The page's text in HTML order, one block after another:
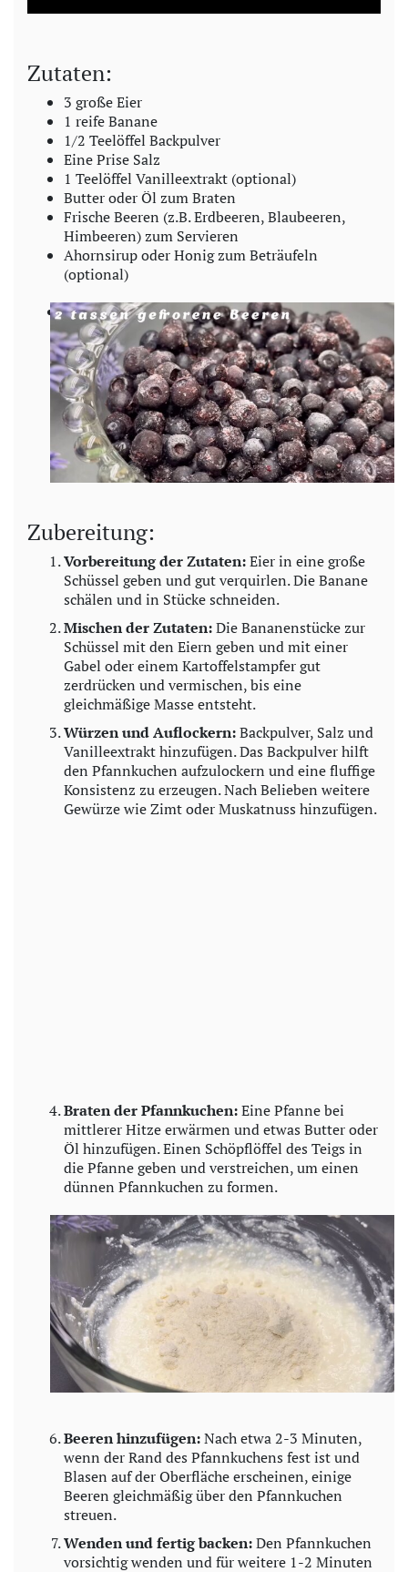
a
i
d
e
o
Zutaten:
3 große Eier
1 reife Banane
1/2 Teelöffel Backpulver
Eine Prise Salz
1 Teelöffel Vanilleextrakt (optional)
Butter oder Öl zum Braten
Frische Beeren (z.B. Erdbeeren, Blaubeeren,
Himbeeren) zum Servieren
Ahornsirup oder Honig zum Beträufeln
(optional)
Zubereitung:
Vorbereitung der Zutaten:Eier in eine große
Schüssel geben und gut verquirlen. Die Banane
schälen und in Stücke schneiden.
Mischen der Zutaten:Die Bananenstücke zur
Schüssel mit den Eiern geben und mit einer
Gabel oder einem Kartoffelstampfer gut
zerdrücken und vermischen, bis eine
gleichmäßige Masse entsteht.
Würzen und Auflockern:Backpulver, Salz und
Vanilleextrakt hinzufügen. Das Backpulver hilft
den Pfannkuchen aufzulockern und eine fluffige
Konsistenz zu erzeugen. Nach Belieben weitere
Gewürze wie Zimt oder Muskatnuss hinzufügen.
Braten der Pfannkuchen:Eine Pfanne bei
mittlerer Hitze erwärmen und etwas Butter oder
Öl hinzufügen. Einen Schöpflöffel des Teigs in
die Pfanne geben und verstreichen, um einen
dünnen Pfannkuchen zu formen.
Beeren hinzufügen:Nach etwa 2-3 Minuten,
wenn der Rand des Pfannkuchens fest ist und
Blasen auf der Oberfläche erscheinen, einige
Beeren gleichmäßig über den Pfannkuchen
streuen.
Wenden und fertig backen:Den Pfannkuchen
vorsichtig wenden und für weitere 1-2 Minuten